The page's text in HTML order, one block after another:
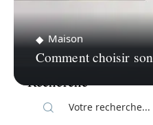
Maison
Comment choisir
Recherche